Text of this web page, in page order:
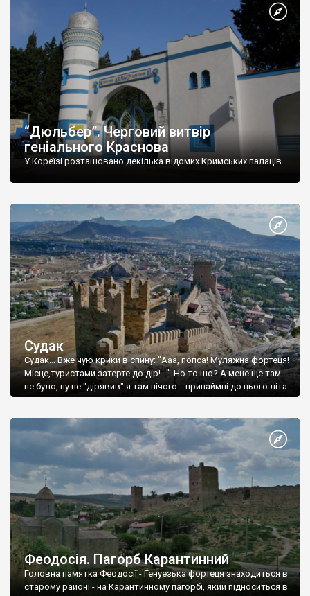
“Дюльбер”. Черговий витвір
геніального Краснова
У Кореїзі розташовано декілька відомих Кримських палаців.
Судак
Судак... Вже чую крики в спину: "Ааа, попса! Муляжна фортеця!
Місце,туристами затерте до дір!..." Но то шо? А мене ще там
не було, ну не "дірявив" я там нічого... принаймні до цього літа.
Феодосія. Пагорб Карантинний
Головна памятка Феодосії - Генуезька фортеця знаходиться в
старому районі - на Карантинному пагорбі, який підноситься в